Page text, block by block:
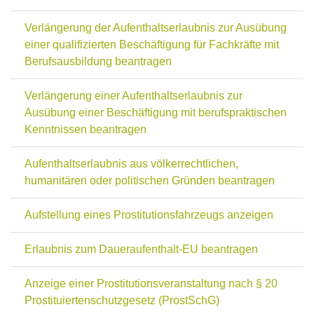
Verlängerung der Aufenthaltserlaubnis zur Ausübung
einer qualifizierten Beschäftigung für Fachkräfte mit
Berufsausbildung beantragen
Verlängerung einer Aufenthaltserlaubnis zur
Ausübung einer Beschäftigung mit berufspraktischen
Kenntnissen beantragen
Aufenthaltserlaubnis aus völkerrechtlichen,
humanitären oder politischen Gründen beantragen
Aufstellung eines Prostitutionsfahrzeugs anzeigen
Erlaubnis zum Daueraufenthalt-EU beantragen
Anzeige einer Prostitutionsveranstaltung nach § 20
Prostituiertenschutzgesetz (ProstSchG)